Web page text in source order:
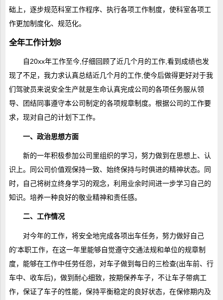
础上，逐步规范科室工作程序、执行各项工作制度，使科室各项工
作更加制度化、规范化。
全年工作计划8
自20xx年工作至今,仔细回顾了近几个月的工作,看到成绩也发
现了不足，我力求认真总结近几个月的工作,使今后做得更好对于我
们驾驶员来说安全生产就是生命认真完成公司的各项任务服从领
导、团结同事遵守本公司制定的各项规章制度。根据公司的工作要
求，现对自己的计划下工作。
一、政治思想方面
新的一年积极参加公司里组织的学习，努力做到在思想上、认
识上。同公司价值观保持一致、始终保持与时俱进的精神状态。同
时，自己将树立终身学习的观念，利用业余时间进一步学习自己的
知识。培养一种良好的敬业精神和责任感。
二、工作情况
对今年的工作，将安全地完成各项出车任务，努力做好自己
的’本职工作，在这一年里能够自觉遵守交通法规和单位的规章制
度，能够在工作中任劳任怨，对车子做到每日的三检查(出车前、行
车中、收车后)，做到耐心细致，按期保养车子，不让车子带病工
作，保证了车子的性能，保持平衡稳定的良好状态，在保修期内及